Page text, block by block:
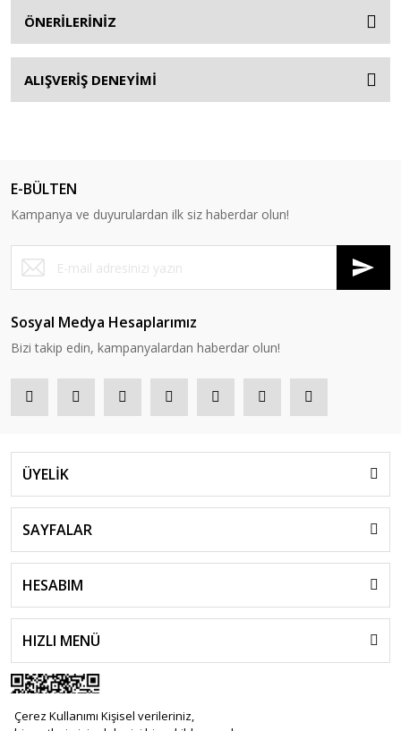
Çerez Kullanımı Kişisel verileriniz,
ÖNERİLERİNİZ
ALIŞVERİŞ DENEYİMİ
E-BÜLTEN
Kampanya ve duyurulardan ilk siz haberdar olun!
Sosyal Medya Hesaplarımız
Bizi takip edin, kampanyalardan haberdar olun!
ÜYELİK
SAYFALAR
HESABIM
HIZLI MENÜ